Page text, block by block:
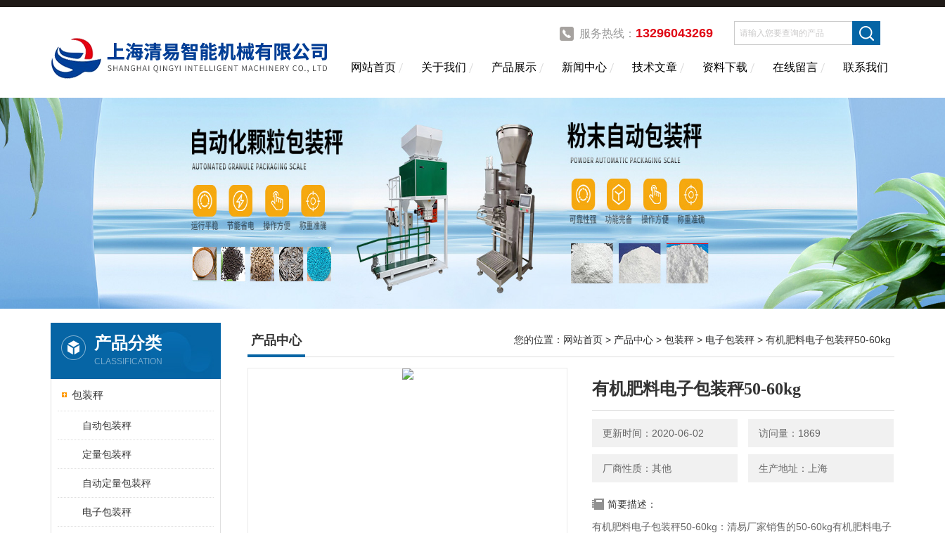
服务热线： 13296043269
网站首页 关于我们 产品展示 新闻中心 技术文章 资料下载 在线留言 联系我们
产品分类
CLASSIFICATION
包装秤
自动包装秤
定量包装秤
自动定量包装秤
电子包装秤
产品中心 您的位置： 网站首页 > 产品中心 > 包装秤 > 电子包装秤 > 有机肥料电子包装秤50-60kg
有机肥料电子包装秤50-60kg
更新时间：2020-06-02 访问量：1869
厂商性质：其他 生产地址：上海
简要描述：
有机肥料电子包装秤50-60kg：清易厂家销售的50-60kg有机肥料电子